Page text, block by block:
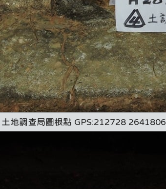
地調查局圖根點 GPS:212728 2641806